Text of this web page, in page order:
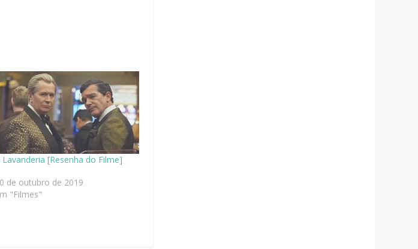
Lavanderia [Resenha do Filme]
de outubro de 2019
"Filmes"